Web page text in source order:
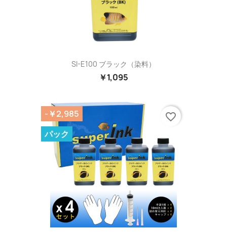
SI-E100 ブラック（染料）
￥1,095
-￥2,985
パック
favorite_border